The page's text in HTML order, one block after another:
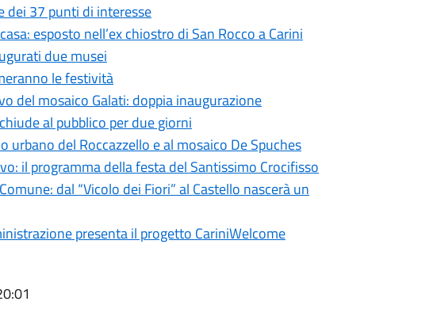
dei 37 punti di interesse
esposto nell’ex chiostro di San Rocco a Carini
due musei
le festività
del mosaico Galati: doppia inaugurazione
al pubblico per due giorni
urbano del Roccazzello e al mosaico De Spuches
il programma della festa del Santissimo Crocifisso
dal “Vicolo dei Fiori” al Castello nascerà un
presenta il progetto CariniWelcome